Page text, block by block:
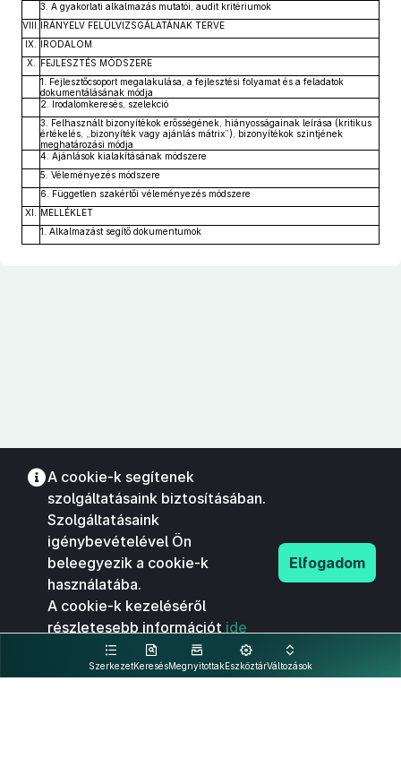
3. A gyakorlati alkalmazás mutatói, audit kritériumok
VIII. IRÁNYELV FELÜLVIZSGÁLATÁNAK TERVE
IX.
IRODALOM
X.
FEJLESZTÉS MÓDSZERE
1. Fejlesztőcsoport megalakulása, a fejlesztési folyamat és a feladatok
dokumentálásának módja
2. Irodalomkeresés, szelekció
3. Felhasznált bizonyítékok erősségének, hiányosságainak leírása (kritikus
értékelés, „bizonyíték vagy ajánlás mátrix”), bizonyítékok szintjének
meghatározási módja
4. Ajánlások kialakításának módszere
5. Véleményezés módszere
6. Független szakértői véleményezés módszere
XI.
MELLÉKLET
1. Alkalmazást segítő dokumentumok
SzerkezetKeresésMegnyitottakEszköztárVáltozások
A cookie-k segítenek
szolgáltatásaink biztosításában.
Szolgáltatásaink
igénybevételével Ön
beleegyezik a cookie-k
használatába.
A cookie-k kezeléséről
részletesebb információt ide
kattintva olvashat.
Elfogadom